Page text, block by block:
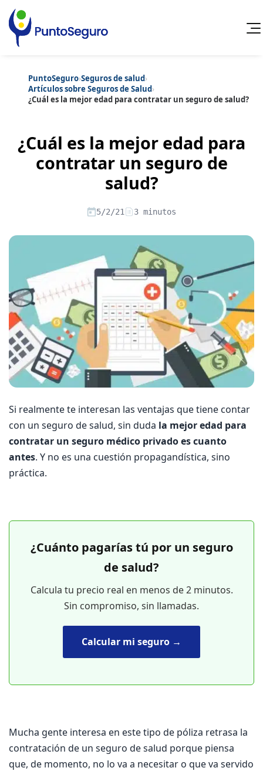
Artículos sobre Otros Seguros
Artículos sobre Seguros de Auto
Artículos sobre Seguros de Hogar
Artículos sobre Seguros de SaludContenido extra
Artículos sobre Convenios Colectivos
Artículos sobre Seguros de Vida Hipoteca
Artículos sobre la Jubilación
PuntoSeguro›Seguros de salud›
Artículos sobre Seguros de Salud›
¿Cuál es la mejor edad para contratar un seguro de salud?
¿Cuál es la mejor edad para
contratar un seguro de
salud?
5/2/21 3 minutos
Si realmente te interesan las ventajas que tiene contar
con un seguro de salud, sin duda la mejor edad para
contratar un seguro médico privado es cuanto
antes. Y no es una cuestión propagandística, sino
práctica.
¿Cuánto pagarías tú por un seguro
de salud?
Calcula tu precio real en menos de 2 minutos.
Sin compromiso, sin llamadas.
Calcular mi seguro →
Mucha gente interesa en este tipo de póliza retrasa la
contratación de un seguro de salud porque piensa
que, de momento, no lo va a necesitar o que va servido